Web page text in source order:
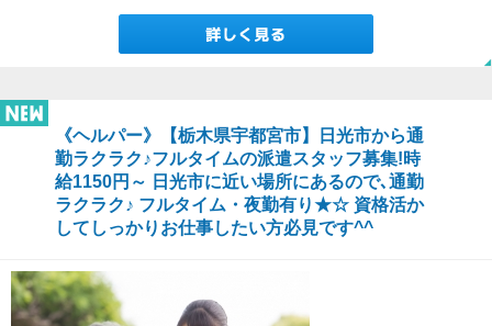
《ヘルパー》【栃木県宇都宮市】日光市から通
勤ラクラク♪フルタイムの派遣スタッフ募集!時
給1150円～ 日光市に近い場所にあるので､通勤
ラクラク♪ フルタイム・夜勤有り★☆ 資格活か
してしっかりお仕事したい方必見です^^